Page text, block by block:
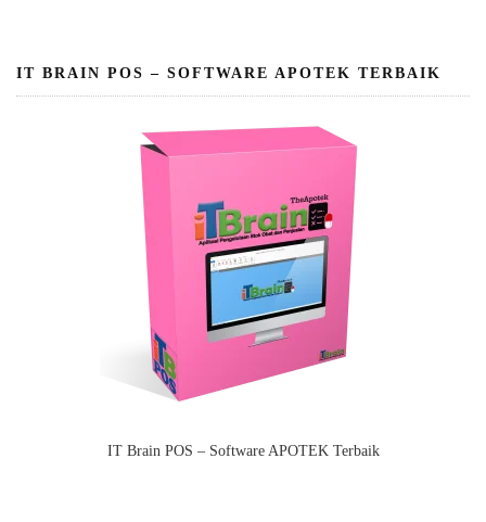
IT BRAIN POS – SOFTWARE APOTEK TERBAIK
IT Brain POS – Software APOTEK Terbaik